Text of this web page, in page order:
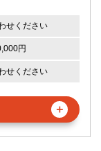
せください
円
せください
＋